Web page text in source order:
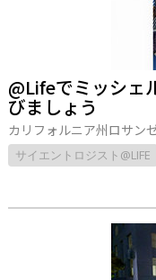
@Lifeでミッシェ
びましょう
カリフォルニア州ロサン
サイエントロジスト@LIFE